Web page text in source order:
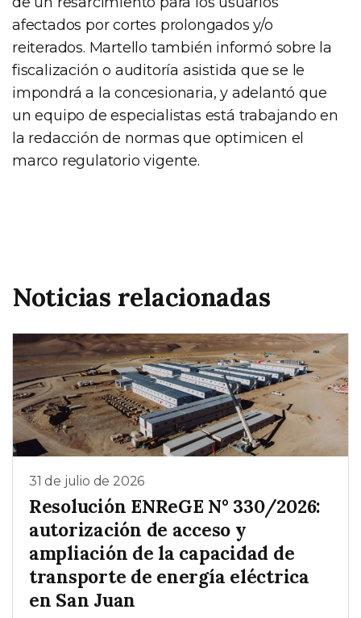
afectados por cortes prolongados y/o
reiterados. Martello también informó sobre la
fiscalización o auditoría asistida que se le
impondrá a la concesionaria, y adelantó que
un equipo de especialistas está trabajando en
la redacción de normas que optimicen el
marco regulatorio vigente.
Noticias relacionadas
31 de julio de 2026
Resolución ENReGE N° 330/2026:
autorización de acceso y
ampliación de la capacidad de
transporte de energía eléctrica
en San Juan